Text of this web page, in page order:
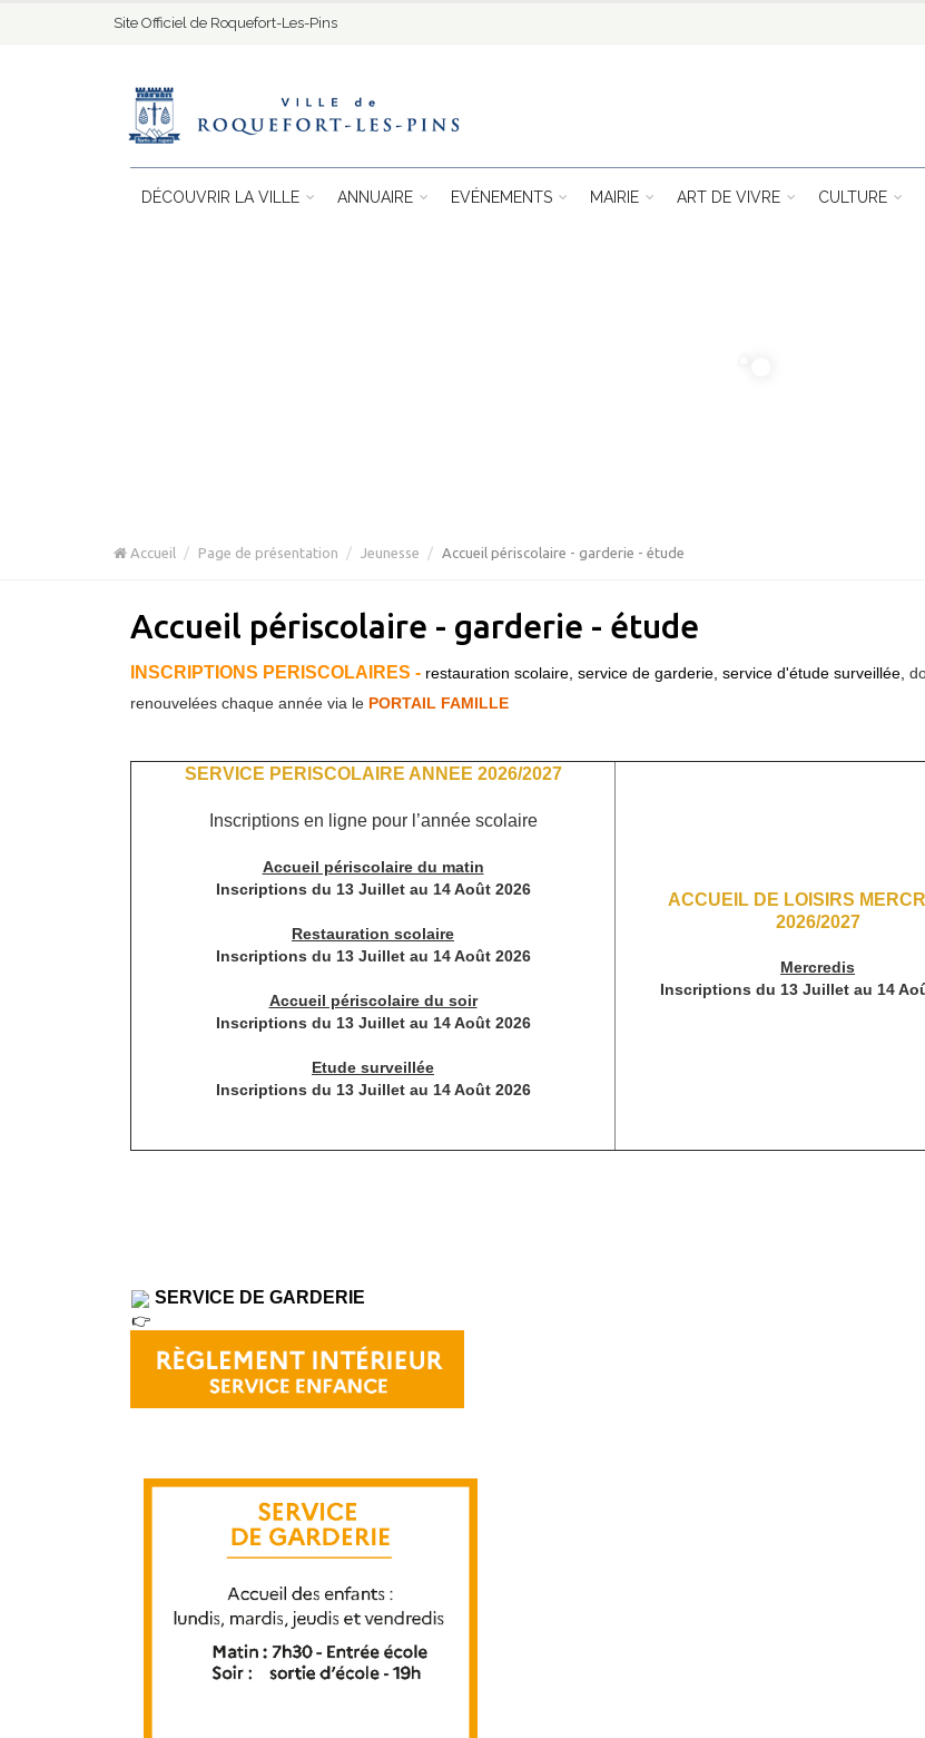
Site Officiel de Roquefort-Les-Pins
DÉCOUVRIR LA VILLE ANNUAIRE EVÉNEMENTS MAIRIE ART DE VIVRE CULTURE
Accueil Page de présentation Jeunesse Accueil périscolaire - garderie - étude
Accueil périscolaire - garderie - étude
INSCRIPTIONS PERISCOLAIRES - restauration scolaire, service de garderie, service d'étude surveillée,
renouvelées chaque année via le PORTAIL FAMILLE
SERVICE PERISCOLAIRE ANNEE 2026/2027
Inscriptions en ligne pour l’année scolaire
Accueil périscolaire du matin
Inscriptions du 13 Juillet au 14 Août 2026
Restauration scolaire
Inscriptions du 13 Juillet au 14 Août 2026
Accueil périscolaire du soir
Inscriptions du 13 Juillet au 14 Août 2026
Etude surveillée
Inscriptions du 13 Juillet au 14 Août 2026
ACCUEIL DE LOISIRS
2026/2027
Mercredis
Inscriptions du 13 Juillet au 14
SERVICE DE GARDERIE